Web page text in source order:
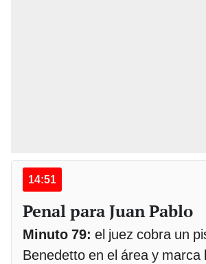
14:51
Penal para Juan Pablo
Minuto 79: el juez cobra un
Benedetto en el área y marca